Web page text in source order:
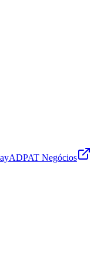
ADPAT Negócios